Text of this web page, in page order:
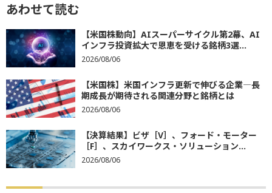
あわせて読む
【米国株動向】AIスーパーサイクル第2幕、AI
インフラ投資拡大で恩恵を受ける銘柄3選...
2026/08/06
【米国株】米国インフラ更新で伸びる企業―長
期成長が期待される関連分野と銘柄とは
2026/08/06
【決算結果】ビザ［V］、フォード・モーター
［F］、スカイワークス・ソリューション...
2026/08/06